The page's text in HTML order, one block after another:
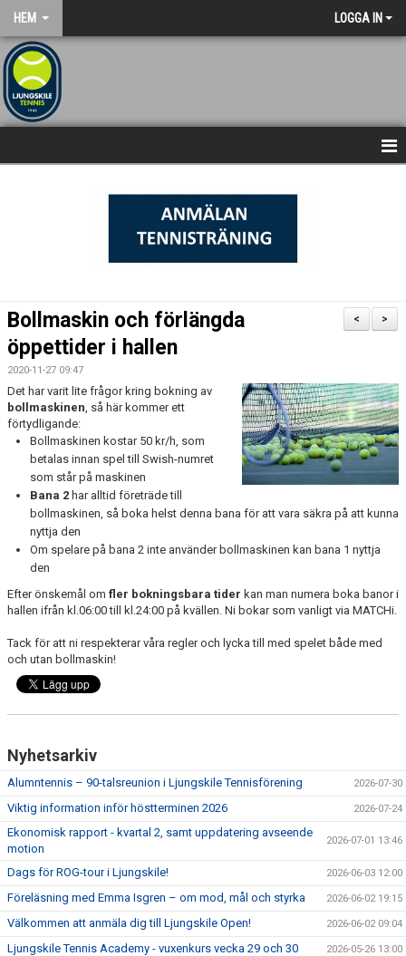
HEM LOGGA IN
>
<
Bollmaskin och förlängda
öppettider i hallen
2020-11-27 09:47
Det har varit lite frågor kring bokning av
bollmaskinen, så här kommer ett
förtydligande:
Bollmaskinen kostar 50 kr/h, som
betalas innan spel till Swish-numret
som står på maskinen
Bana 2 har alltid företräde till
bollmaskinen, så boka helst denna bana för att vara säkra på att kunna
nyttja den
Om spelare på bana 2 inte använder bollmaskinen kan bana 1 nyttja
den
Efter önskemål om fler bokningsbara tider kan man numera boka banor i
hallen ifrån kl.06:00 till kl.24:00 på kvällen. Ni bokar som vanligt via MATCHi.
Tack för att ni respekterar våra regler och lycka till med spelet både med
och utan bollmaskin!
Nyhetsarkiv
Alumntennis – 90-talsreunion i Ljungskile Tennisförening 2026-07-30
Viktig information inför höstterminen 2026 2026-07-24
Ekonomisk rapport - kvartal 2, samt uppdatering avseende
motion
2026-07-01 13:46
Dags för ROG-tour i Ljungskile! 2026-06-03 12:00
Föreläsning med Emma Isgren – om mod, mål och styrka 2026-06-02 19:15
Välkommen att anmäla dig till Ljungskile Open! 2026-06-02 09:04
Ljungskile Tennis Academy - vuxenkurs vecka 29 och 30 2026-05-26 13:00